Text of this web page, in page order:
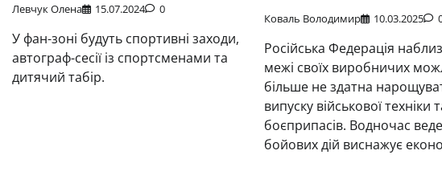
Левчук Олена 15.07.2024 0
У фан-зоні будуть спортивні заходи,
автограф-сесії із спортсменами та
дитячий табір.
Коваль Володимир 10.03.2025
Російська Федерація
межі своїх виробничих
більше не здатна
випуску військової техніки
боєприпасів. Водночас
бойових дій виснажує